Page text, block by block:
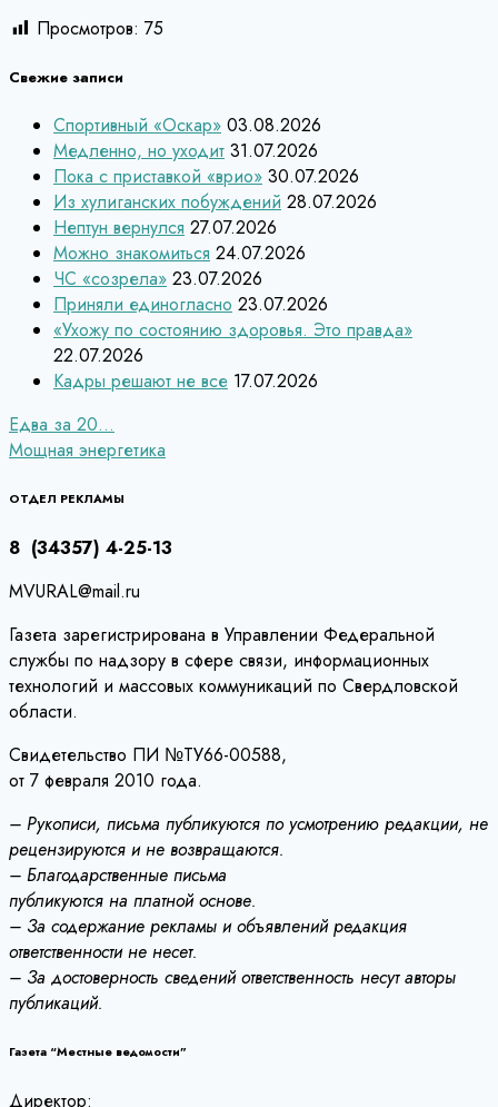
Просмотров: 75
Свежие записи
Спортивный «Оскар» 03.08.2026
Медленно, но уходит 31.07.2026
Пока с приставкой «врио» 30.07.2026
Из хулиганских побуждений 28.07.2026
Нептун вернулся 27.07.2026
Можно знакомиться 24.07.2026
ЧС «созрела» 23.07.2026
Приняли единогласно 23.07.2026
«Ухожу по состоянию здоровья. Это правда»
22.07.2026
Кадры решают не все 17.07.2026
Навигация
по
записям
Едва за 20…
Мощная энергетика
ОТДЕЛ РЕКЛАМЫ
8 (34357) 4-25-13
MVURAL@mail.ru
Газета зарегистрирована в Управлении Федеральной
службы по надзору в сфере связи, информационных
технологий и массовых коммуникаций по Свердловской
области.
Свидетельство ПИ №ТУ66-00588,
от 7 февраля 2010 года.
– Рукописи, письма публикуются по усмотрению редакции, не
рецензируются и не возвращаются.
– Благодарственные письма
публикуются на платной основе.
– За содержание рекламы и объявлений редакция
ответственности не несет.
– За достоверность сведений ответственность несут авторы
публикаций.
Газета “Местные ведомости”
Директор: